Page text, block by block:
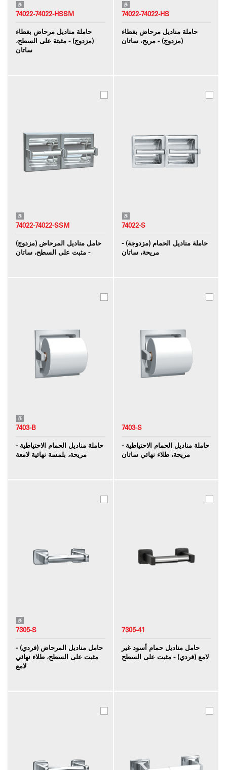
74022-74022-HSSM
حاملة مناديل مرحاض بغطاء
(مزدوج) - مثبتة على السطح،
ساتان
74022-74022-HS
حاملة مناديل مرحاض بغطاء
(مزدوج) - مريح، ساتان
74022-74022-SSM
حامل مناديل المرحاض (مزدوج)
- مثبت على السطح، ساتان
74022-S
حاملة مناديل الحمام (مزدوجة) -
مريحة، ساتان
7403-B
حاملة مناديل الحمام الاحتياطية -
مريحة، بلمسة نهائية لامعة
7403-S
حاملة مناديل الحمام الاحتياطية -
مريحة، طلاء نهائي ساتان
7305-S
حامل مناديل المرحاض (فردي) -
مثبت على السطح، طلاء نهائي
لامع
7305-41
حامل مناديل حمام أسود غير
لامع (فردي) - مثبت على السطح